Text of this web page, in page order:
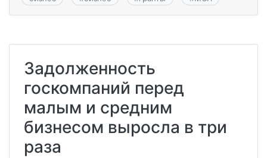
Задолженность
госкомпаний перед
малым и средним
бизнесом выросла в три
раза